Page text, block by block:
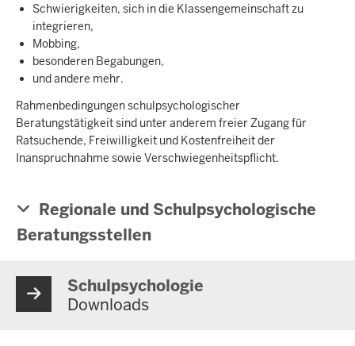
Schwierigkeiten, sich in die Klassengemeinschaft zu
integrieren,
Mobbing,
besonderen Begabungen,
und andere mehr.
Rahmenbedingungen schulpsychologischer
Beratungstätigkeit sind unter anderem freier Zugang für
Ratsuchende, Freiwilligkeit und Kostenfreiheit der
Inanspruchnahme sowie Verschwiegenheitspflicht.
Regionale und Schulpsychologische
Beratungsstellen
Schulpsychologie
Downloads